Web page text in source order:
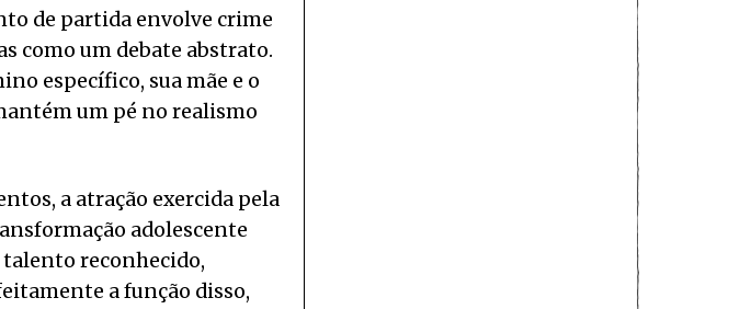
de partida envolve crime
como um debate abstrato.
específico, sua mãe e o
um pé no realismo
a atração exercida pela
adolescente
reconhecido,
a função disso,